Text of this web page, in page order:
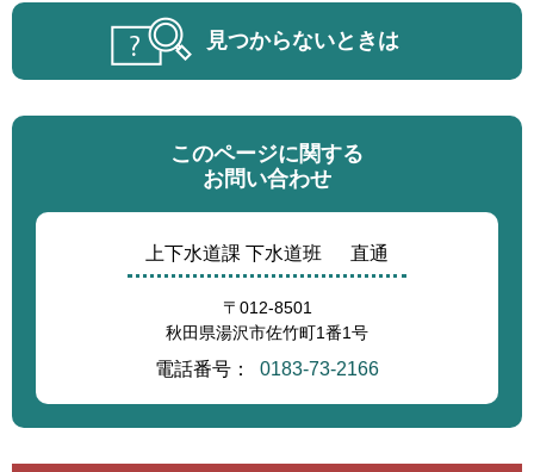
見つからないときは
このページに関する
お問い合わせ
上下水道課 下水道班 直通
〒012-8501
秋田県湯沢市佐竹町1番1号
電話番号： 0183-73-2166